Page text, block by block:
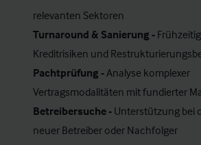
relevanten Sektoren
Turnaround & Sanierung -
Kreditrisiken und
Pachtprüfung -Analyse komplexer
Vertragsmodalitäten mit fundierter
Betreibersuche - Unterstützung bei
neuer Betreiber oder Nachfolger